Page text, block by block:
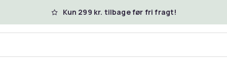
Kun 299 kr. tilbage før fri fragt!